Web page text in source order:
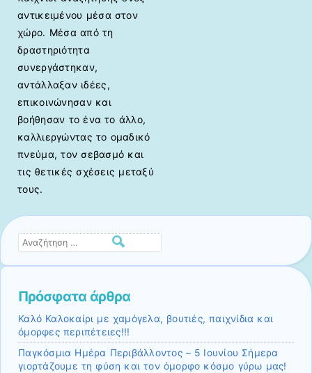
αντικειμένου μέσα στον
χώρο. Μέσα από τη
δραστηριότητα
συνεργάστηκαν,
αντάλλαξαν ιδέες,
επικοινώνησαν και
βοήθησαν το ένα το άλλο,
καλλιεργώντας το ομαδικό
πνεύμα, τον σεβασμό και
τις θετικές σχέσεις μεταξύ
τους.
Αναζήτηση
Πρόσφατα άρθρα
Καλό Καλοκαίρι με χαμόγελα, βουτιές, παιχνίδια και
όμορφες περιπέτειες!!!
Παγκόσμια Ημέρα Περιβάλλοντος – 5 Ιουνίου Σήμερα
γιορτάζουμε τη φύση και τον όμορφο κόσμο γύρω μας!